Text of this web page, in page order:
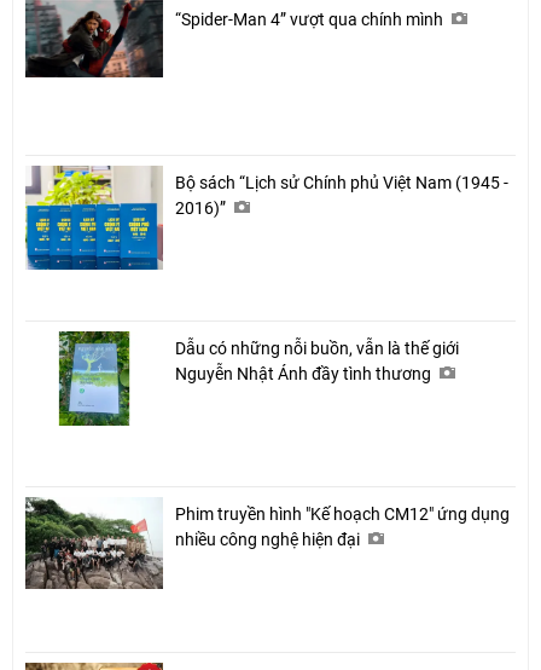
“Spider-Man 4” vượt qua chính mình
Bộ sách “Lịch sử Chính phủ Việt Nam (1945 -
2016)”
Dẫu có những nỗi buồn, vẫn là thế giới
Nguyễn Nhật Ánh đầy tình thương
Phim truyền hình "Kế hoạch CM12" ứng dụng
nhiều công nghệ hiện đại